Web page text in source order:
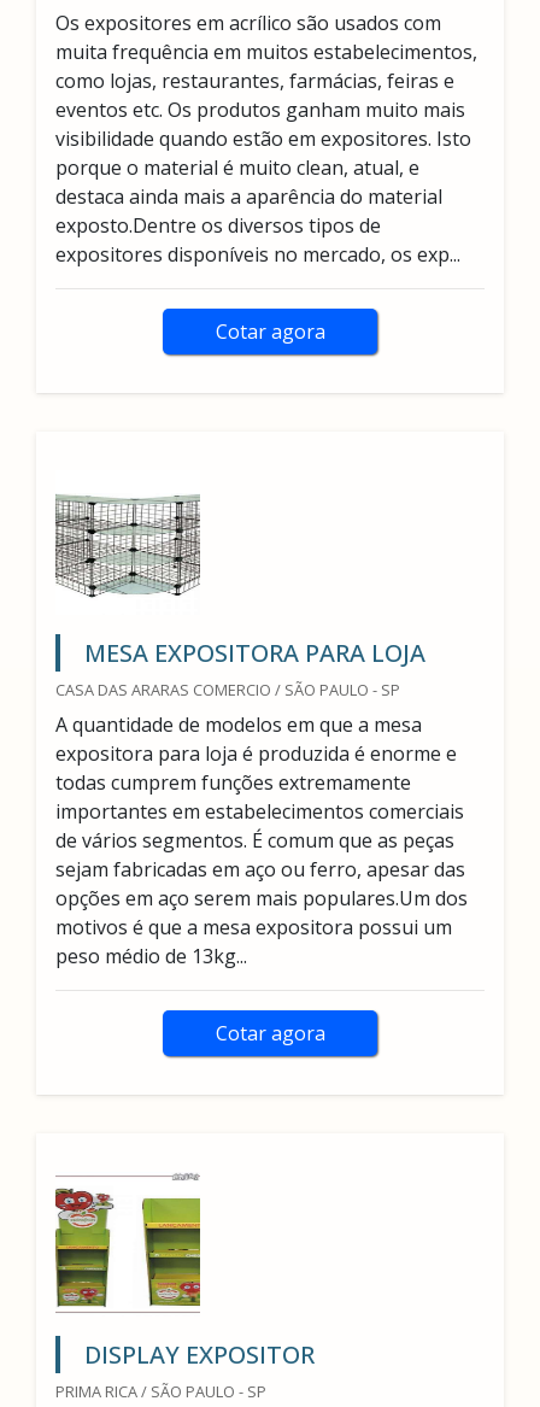
Os expositores em acrílico são usados com
muita frequência em muitos estabelecimentos,
como lojas, restaurantes, farmácias, feiras e
eventos etc. Os produtos ganham muito mais
visibilidade quando estão em expositores. Isto
porque o material é muito clean, atual, e
destaca ainda mais a aparência do material
exposto.Dentre os diversos tipos de
expositores disponíveis no mercado, os exp...
Cotar agora
MESA EXPOSITORA PARA LOJA
CASA DAS ARARAS COMERCIO / SÃO PAULO - SP
A quantidade de modelos em que a mesa
expositora para loja é produzida é enorme e
todas cumprem funções extremamente
importantes em estabelecimentos comerciais
de vários segmentos. É comum que as peças
sejam fabricadas em aço ou ferro, apesar das
opções em aço serem mais populares.Um dos
motivos é que a mesa expositora possui um
peso médio de 13kg...
Cotar agora
DISPLAY EXPOSITOR
PRIMA RICA / SÃO PAULO - SP